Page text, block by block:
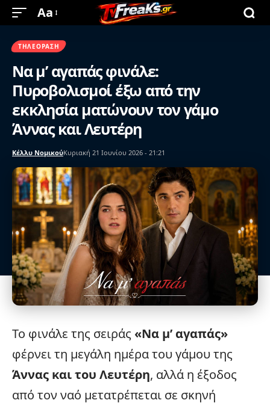
Aa
ΤΗΛΕΌΡΑΣΗ
Να μ’ αγαπάς φινάλε:
Πυροβολισμοί έξω από την
εκκλησία ματώνουν τον γάμο
Άννας και Λευτέρη
Κέλλυ ΝομικούΚυριακή 21 Ιουνίου 2026 - 21:21
Το φινάλε της σειράς «Να μ’ αγαπάς»
φέρνει τη μεγάλη ημέρα του γάμου της
Άννας και του Λευτέρη, αλλά η έξοδος
από τον ναό μετατρέπεται σε σκηνή